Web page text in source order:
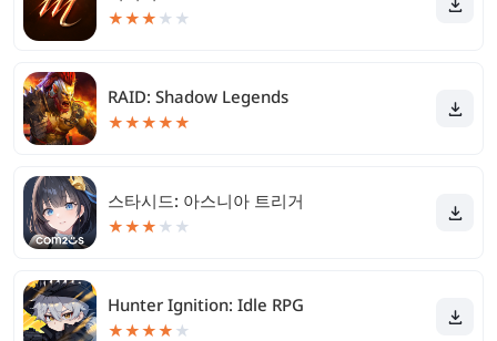
★★★ ★ ★
RAID: Shadow Legends
★★★★★
스타시드: 아스니아 트리거
★★★ ★ ★
Hunter Ignition: Idle RPG
★★★★ ★